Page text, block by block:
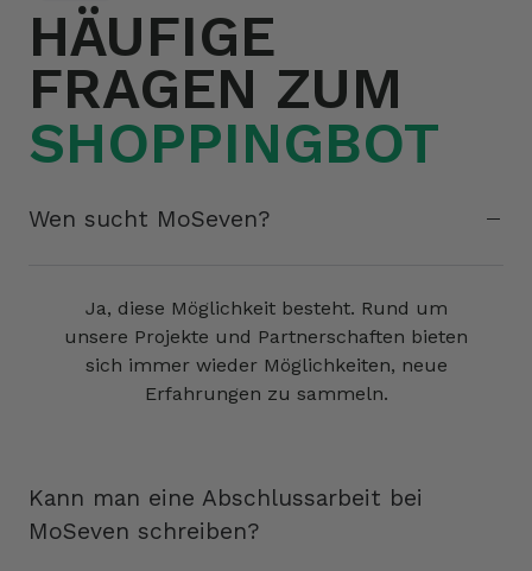
HÄUFIGE
FRAGEN ZUM
SHOPPINGBOT
Wen sucht MoSeven?
Ja, diese Möglichkeit besteht. Rund um
unsere Projekte und Partnerschaften bieten
sich immer wieder Möglichkeiten, neue
Erfahrungen zu sammeln.
Kann man eine Abschlussarbeit bei
MoSeven schreiben?